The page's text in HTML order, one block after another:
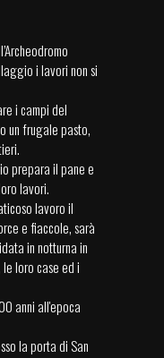
i lavori non si
i campi del
un frugale pasto,
prepara il pane e
lavori.
lavoro il
e fiaccole, sarà
in notturna in
loro case ed i
anni all'epoca
la porta di San